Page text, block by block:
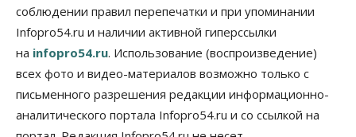
Деньгами будут распоряжаться дети: в десяти
школах Новосибирской области введут
инициативное бюджетирование
07 Августа 2026, 11:00
Общество Право&Порядок
В Новосибирске руководителя отдела полиции
заключили под стражу
соблюдении правил перепечатки и при упоминании
Infopro54.ru и наличии активной гиперссылки
на infopro54.ru. Использование (воспроизведение)
всех фото и видео-материалов возможно только с
письменного разрешения редакции информационно-
аналитического портала Infopro54.ru и со ссылкой на